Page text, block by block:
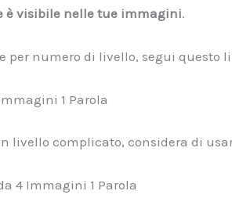
è visibile nelle tue immagini.
per numero di livello, segui questo
1 Parola
livello complicato, considera di
4 Immagini 1 Parola